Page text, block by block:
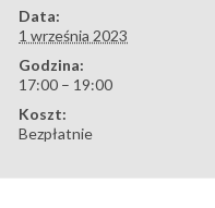
Data:
1 września 2023
Godzina:
17:00 – 19:00
Koszt:
Bezpłatnie